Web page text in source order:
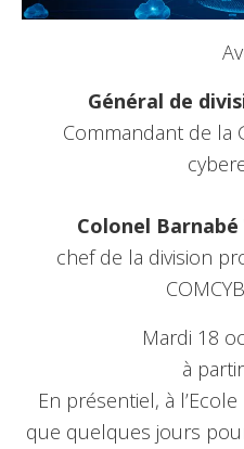
Général de
Commandant de la
Colonel
chef de la division
Mardi 18
à
En présentiel, à
que quelques jours